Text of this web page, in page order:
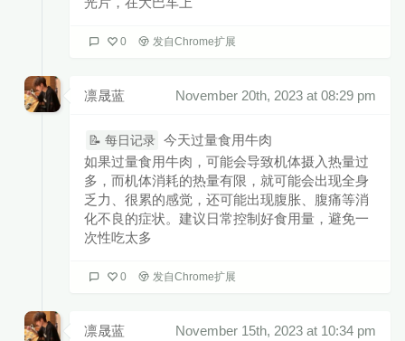
0 发自Chrome扩展
凛晟蓝 November 20th, 2023 at 08:29 pm
📝 每日记录 今天过量食用牛肉
如果过量食用牛肉，可能会导致机体摄入热量过
多，而机体消耗的热量有限，就可能会出现全身
乏力、很累的感觉，还可能出现腹胀、腹痛等消
化不良的症状。建议日常控制好食用量，避免一
次性吃太多
0 发自Chrome扩展
凛晟蓝 November 15th, 2023 at 10:34 pm